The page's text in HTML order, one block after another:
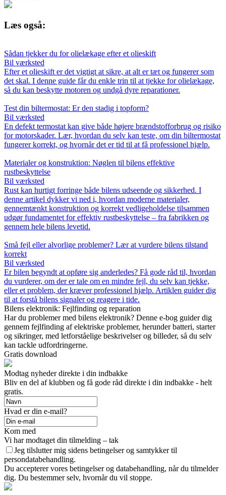
Læs også:
Sådan tjekker du for olielækage efter et olieskift
Bil værksted
Efter et olieskift er det vigtigt at sikre, at alt er tæt og fungerer som
det skal. I denne guide får du enkle trin til at tjekke for olielækage,
så du kan beskytte motoren og undgå dyre reparationer.
Test din biltermostat: Er den stadig i topform?
Bil værksted
En defekt termostat kan give både højere brændstofforbrug og risiko
for motorskader. Lær, hvordan du selv kan teste, om din biltermostat
fungerer korrekt, og hvornår det er tid til at få professionel hjælp.
Materialer og konstruktion: Nøglen til bilens effektive
rustbeskyttelse
Bil værksted
Rust kan hurtigt forringe både bilens udseende og sikkerhed. I
denne artikel dykker vi ned i, hvordan moderne materialer,
gennemtænkt konstruktion og korrekt vedligeholdelse tilsammen
udgør fundamentet for effektiv rustbeskyttelse – fra fabrikken og
gennem hele bilens levetid.
Små fejl eller alvorlige problemer? Lær at vurdere bilens tilstand
korrekt
Bil værksted
Er bilen begyndt at opføre sig anderledes? Få gode råd til, hvordan
du vurderer, om der er tale om en mindre fejl, du selv kan tjekke,
eller et problem, der kræver professionel hjælp. Artiklen guider dig
til at forstå bilens signaler og reagere i tide.
Bilens elektronik: Fejlfinding og reparation
Har du problemer med bilens elektronik? Denne e-bog guider dig
gennem fejlfinding af elektriske problemer, herunder batteri, starter
og sikringer, med letforståelige beskrivelser og billeder, så du selv
kan tackle udfordringerne.
Gratis download
Modtag nyheder direkte i din indbakke
Bliv en del af klubben og få gode råd direkte i din indbakke - helt
gratis.
Hvad er din e-mail?
Kom med
Vi har modtaget din tilmelding – tak
Jeg tilslutter mig sidens betingelser og samtykker til
persondatabehandling.
Du accepterer vores betingelser og databehandling, når du tilmelder
dig. Du bestemmer selv, hvornår du vil stoppe.